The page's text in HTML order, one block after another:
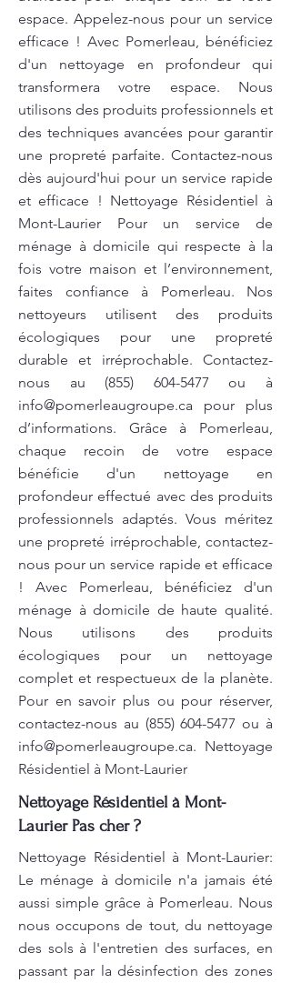
espace. Appelez-nous pour un service
efficace ! Avec Pomerleau, bénéficiez
d'un nettoyage en profondeur qui
transformera votre espace. Nous
utilisons des produits professionnels et
des techniques avancées pour garantir
une propreté parfaite. Contactez-nous
dès aujourd'hui pour un service rapide
et efficace ! Nettoyage Résidentiel à
Mont-Laurier Pour un service de
ménage à domicile qui respecte à la
fois votre maison et l’environnement,
faites confiance à Pomerleau. Nos
nettoyeurs utilisent des produits
écologiques pour une propreté
durable et irréprochable. Contactez-
nous au (855) 604-5477 ou à
info@pomerleaugroupe.ca pour plus
d’informations. Grâce à Pomerleau,
chaque recoin de votre espace
bénéficie d'un nettoyage en
profondeur effectué avec des produits
professionnels adaptés. Vous méritez
une propreté irréprochable, contactez-
nous pour un service rapide et efficace
! Avec Pomerleau, bénéficiez d'un
ménage à domicile de haute qualité.
Nous utilisons des produits
écologiques pour un nettoyage
complet et respectueux de la planète.
Pour en savoir plus ou pour réserver,
contactez-nous au (855) 604-5477 ou à
info@pomerleaugroupe.ca. Nettoyage
Résidentiel à Mont-Laurier
Nettoyage Résidentiel à Mont-
Laurier Pas cher ?
Nettoyage Résidentiel à Mont-Laurier:
Le ménage à domicile n'a jamais été
aussi simple grâce à Pomerleau. Nous
nous occupons de tout, du nettoyage
des sols à l'entretien des surfaces, en
passant par la désinfection des zones